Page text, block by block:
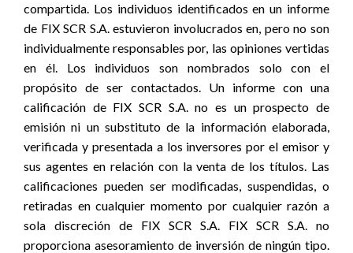
compartida. Los individuos identificados en un informe
de FIX SCR S.A. estuvieron involucrados en, pero no son
individualmente responsables por, las opiniones vertidas
en él. Los individuos son nombrados solo con el
propósito de ser contactados. Un informe con una
calificación de FIX SCR S.A. no es un prospecto de
emisión ni un substituto de la información elaborada,
verificada y presentada a los inversores por el emisor y
sus agentes en relación con la venta de los títulos. Las
calificaciones pueden ser modificadas, suspendidas, o
retiradas en cualquier momento por cualquier razón a
sola discreción de FIX SCR S.A. FIX SCR S.A. no
proporciona asesoramiento de inversión de ningún tipo.